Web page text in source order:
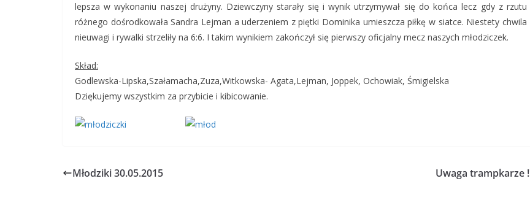
lepsza w wykonaniu naszej drużyny. Dziewczyny starały się i wynik utrzymywał się do końca lecz gdy z rzutu
różnego dośrodkowała Sandra Lejman a uderzeniem z piętki Dominika umieszcza piłkę w siatce. Niestety chwila
nieuwagi i rywalki strzeliły na 6:6. I takim wynikiem zakończył się pierwszy oficjalny mecz naszych młodziczek.
Skład:
Godlewska-Lipska,Szałamacha,Zuza,Witkowska- Agata,Lejman, Joppek, Ochowiak, Śmigielska
Dziękujemy wszystkim za przybicie i kibicowanie.
Młodziki 30.05.2015 Uwaga trampkarze !